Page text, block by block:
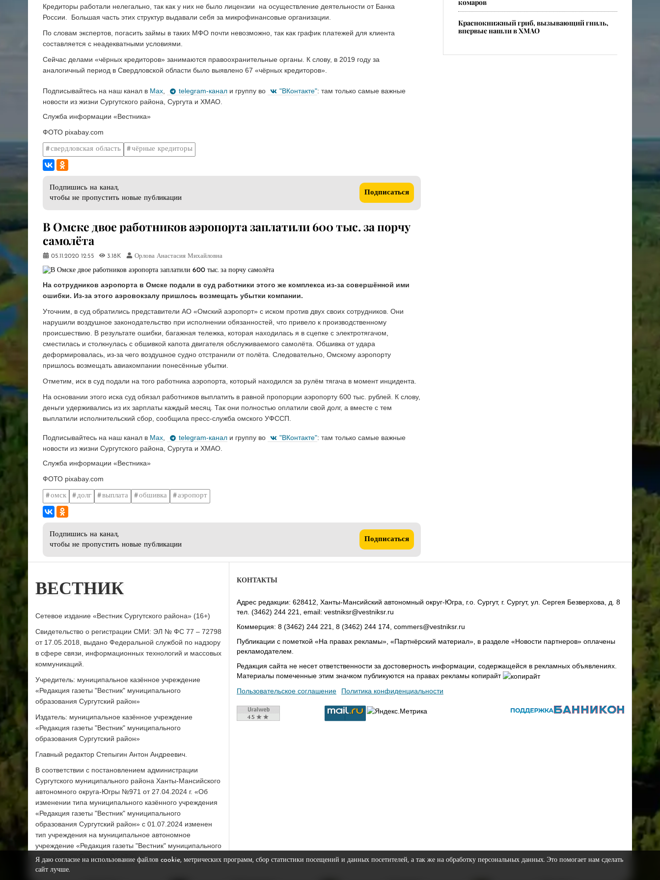
Кредиторы работали нелегально, так как у них не было лицензии на осуществление деятельности от Банка
России. Большая часть этих структур выдавали себя за микрофинансовые организации.
По словам экспертов, погасить займы в таких МФО почти невозможно, так как график платежей для клиента
составляется с неадекватными условиями.
Сейчас делами «чёрных кредиторов» занимаются правоохранительные органы. К слову, в 2019 году за
аналогичный период в Свердловской области было выявлено 67 «чёрных кредиторов».
Подписывайтесь на наш канал в Max telegram-канал и группу во "ВКонтакте": там только самые важные
новости из жизни Сургутского района, Сургута и ХМАО.
Служба информации «Вестника»
ФОТО pixabay.com
свердловская область чёрные кредиторы
Подпишись на канал,
чтобы не пропустить новые публикации
Подписаться
​В Омске двое работников аэропорта заплатили 600 тыс. за порчу
самолёта
05.11.2020 12:55 3.18K Орлова Анастасия Михайловна
На сотрудников аэропорта в Омске подали в суд работники этого же комплекса из-за совершённой ими
ошибки. Из-за этого аэровокзалу пришлось возмещать убытки компании.
Уточним, в суд обратились представители АО «Омский аэропорт» с иском против двух своих сотрудников. Они
нарушили воздушное законодательство при исполнении обязанностей, что привело к производственному
происшествию. В результате ошибки, багажная тележка, которая находилась я в сцепке с электротягачом,
сместилась и столкнулась с обшивкой капота двигателя обслуживаемого самолёта. Обшивка от удара
деформировалась, из-за чего воздушное судно отстранили от полёта. Следовательно, Омскому аэропорту
пришлось возмещать авиакомпании понесённые убытки.
Отметим, иск в суд подали на того работника аэропорта, который находился за рулём тягача в момент инцидента.
На основании этого иска суд обязал работников выплатить в равной пропорции аэропорту 600 тыс. рублей. К слову,
деньги удерживались из их зарплаты каждый месяц. Так они полностью оплатили свой долг, а вместе с тем
выплатили исполнительский сбор, сообщила пресс-служба омского УФССП.
Подписывайтесь на наш канал в Max, telegram-канал и группу во "ВКонтакте": там только самые важные
новости из жизни Сургутского района, Сургута и ХМАО.
Служба информации «Вестника»
ФОТО pixabay.com
омск долг выплата обшивка аэропорт
Подпишись на канал,
чтобы не пропустить новые публикации
Подписаться
комаров
​Краснокнижный гриб, вызывающий гниль,
впервые нашли в ХМАО
ВЕСТНИК
Сетевое издание «Вестник Сургутского района» (16+)
Свидетельство о регистрации СМИ: ЭЛ № ФС 77 – 72798
от 17.05.2018, выдано Федеральной службой по надзору
в сфере связи, информационных технологий и массовых
коммуникаций.
Учредитель: муниципальное казённое учреждение
«Редакция газеты "Вестник" муниципального
образования Сургутский район»
Издатель: муниципальное казённое учреждение
«Редакция газеты "Вестник" муниципального
образования Сургутский район»
Главный редактор Степыгин Антон Андреевич.
В соответствии с постановлением администрации
Сургутского муниципального района Ханты-Мансийского
автономного округа-Югры №971 от 27.04.2024 г. «Об
изменении типа муниципального казённого учреждения
«Редакция газеты "Вестник" муниципального
образования Сургутский район» с 01.07.2024 изменен
тип учреждения на муниципальное автономное
учреждение «Редакция газеты "Вестник" муниципального
образования Сургутский район»
КОНТАКТЫ
Адрес редакции: 628412, Ханты-Мансийский автономный округ-Югра, г.о. Сургут, г. Сургут, ул. Сергея Безверхова, д. 8
тел. (3462) 244 221, email: vestniksr@vestniksr.ru
Коммерция: 8 (3462) 244 221, 8 (3462) 244 174, commers@vestniksr.ru
Публикации с пометкой «На правах рекламы», «Партнёрский материал», в разделе «Новости партнеров» оплачены
рекламодателем.
Редакция сайта не несет ответственности за достоверность информации, содержащейся в рекламных объявлениях.
Материалы помеченные этим значком публикуются на правах рекламы копирайт
Пользовательское соглашение
Политика конфиденциальности
Я даю согласие на использование файлов cookie, метрических программ, сбор статистики посещений и данных посетителей, а так же на обработку персональных данных. Это помогает нам сделать
сайт лучше.